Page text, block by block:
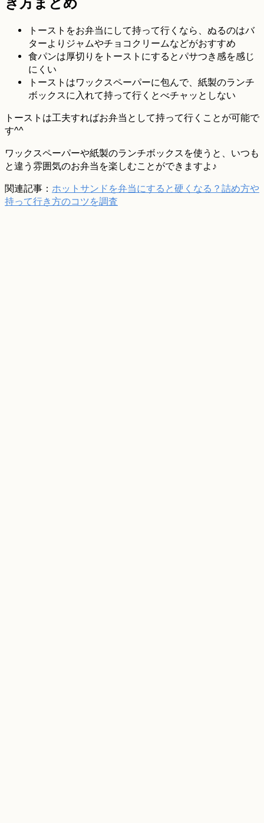
トーストをお弁当にして持って行くなら、ぬるのはバ
ターよりジャムやチョコクリームなどがおすすめ
食パンは厚切りをトーストにするとパサつき感を感じ
にくい
トーストはワックスペーパーに包んで、紙製のランチ
ボックスに入れて持って行くとべチャッとしない
トーストは工夫すればお弁当として持って行くことが可能で
す^^
ワックスペーパーや紙製のランチボックスを使うと、いつも
と違う雰囲気のお弁当を楽しむことができますよ♪
関連記事： ホットサンドを弁当にすると硬くなる？詰め方や
持って行き方のコツを調査